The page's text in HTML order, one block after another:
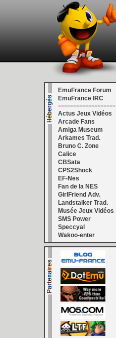
EmuFrance Forum
EmuFrance IRC
===================
Actus Jeux Vidéos
Arcade Fans
Amiga Museum
Arkames Trad.
Bruno C. Zone
Calice
CBSata
CPS2Shock
EF-Nes
Fan de la NES
GirlFriend Adv.
Landstalker Trad.
Musée Jeux Vidéos
SMS Power
Speccyal
Wakoo-enter